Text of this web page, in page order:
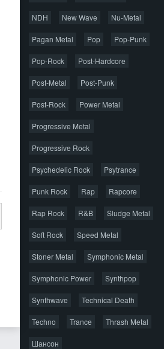
24.92 Kb cкачиваний:
NDH New Wave Nu-Metal
Pagan Metal Pop Pop-Punk
Pop-Rock Post-Hardcore
Post-Metal Post-Punk
Post-Rock Power Metal
Progressive Metal
Progressive Rock
Psychedelic Rock Psytrance
Punk Rock Rap Rapcore
Rap Rock R&B Sludge Metal
Soft Rock Speed Metal
Stoner Metal Symphonic Metal
Symphonic Power Synthpop
Synthwave Technical Death
Techno Trance Thrash Metal
Шансон